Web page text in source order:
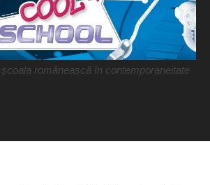
românească în contemporaneitate